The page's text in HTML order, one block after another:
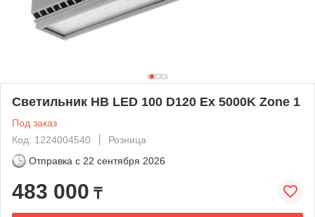
Светильник HB LED 100 D120 Ex 5000K Zone 1
Под заказ
Код: 1224004540
Розница
Отправка с 22 сентября 2026
483 000 ₸